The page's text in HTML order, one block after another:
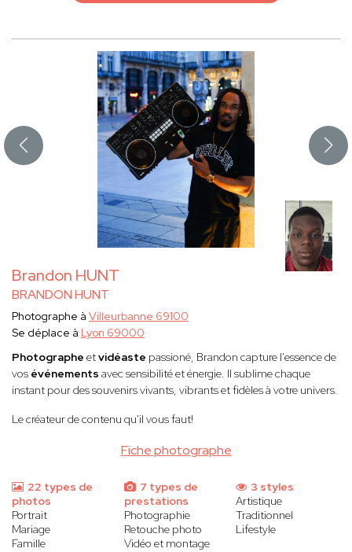
Brandon HUNT
BRANDON HUNT
Fiche photographe
Photographe à Villeurbanne 69100
Se déplace à Lyon 69000
Photographe etvidéaste passioné, Brandon capture l'essence de
vos événements avec sensibilité et énergie. Il sublime chaque
instant pour des souvenirs vivants, vibrants et fidèles à votre univers.
Le créateur de contenu qu'il vous faut!
22 types de
photos
Portrait
Mariage
Famille
7 types de
prestations
Photographie
Retouche photo
Vidéo et montage
3 styles
Artistique
Traditionnel
Lifestyle